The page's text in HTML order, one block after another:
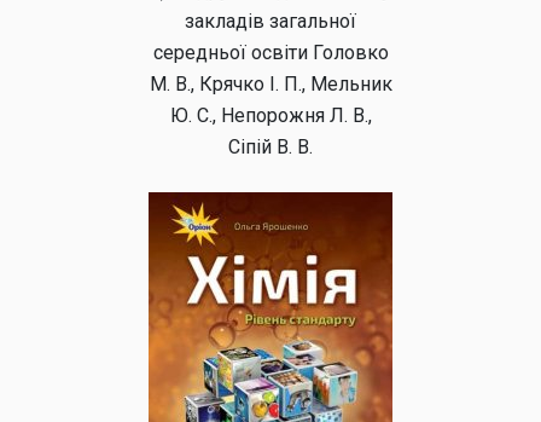
закладів загальної
середньої освіти Головко
М. В., Крячко І. П., Мельник
Ю. С., Непорожня Л. В.,
Сіпій В. В.